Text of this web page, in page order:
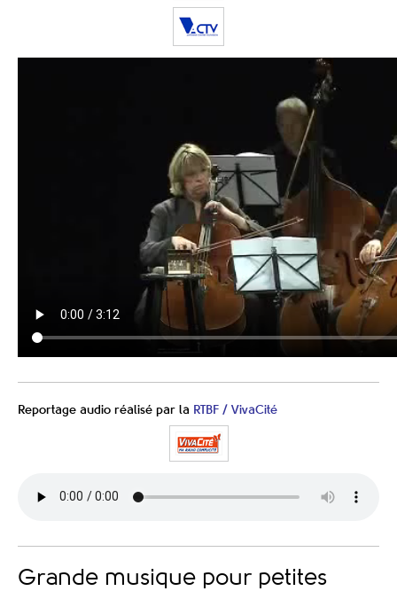
Reportage audio réalisé par la RTBF / VivaCité
Grande musique pour petites